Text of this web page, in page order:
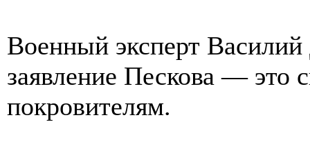
Военный эксперт
заявление Пескова — это
покровителям.